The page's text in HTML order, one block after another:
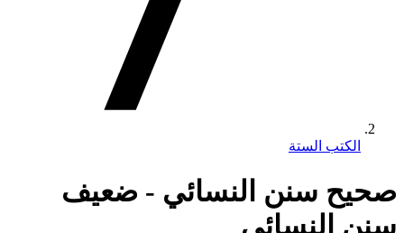
الكتب الستة
صحيح سنن النسائي - ضعيف
سنن النسائي